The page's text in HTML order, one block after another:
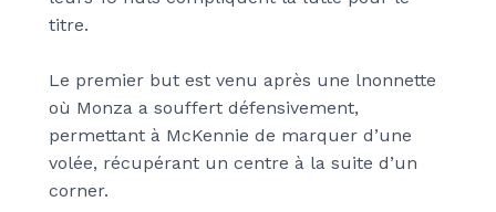
titre.
Le premier but est venu après une lnonnette
où Monza a souffert défensivement,
permettant à McKennie de marquer d’une
volée, récupérant un centre à la suite d’un
corner.